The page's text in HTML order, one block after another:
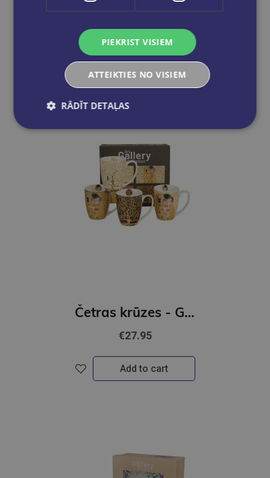
Add to cart
Četras krūzes - G. Klimt
€27.95
Add to cart
PIEKRIST VISIEM
ATTEIKTIES NO VISIEM
RĀDĪT DETAĻAS